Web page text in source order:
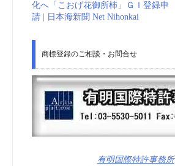
化へ「こおげ花御所柿」ＧＩ登録申
請 | 日本海新聞 Net Nihonkai
商標登録のご相談・お問合せ
有明国際特許事務所